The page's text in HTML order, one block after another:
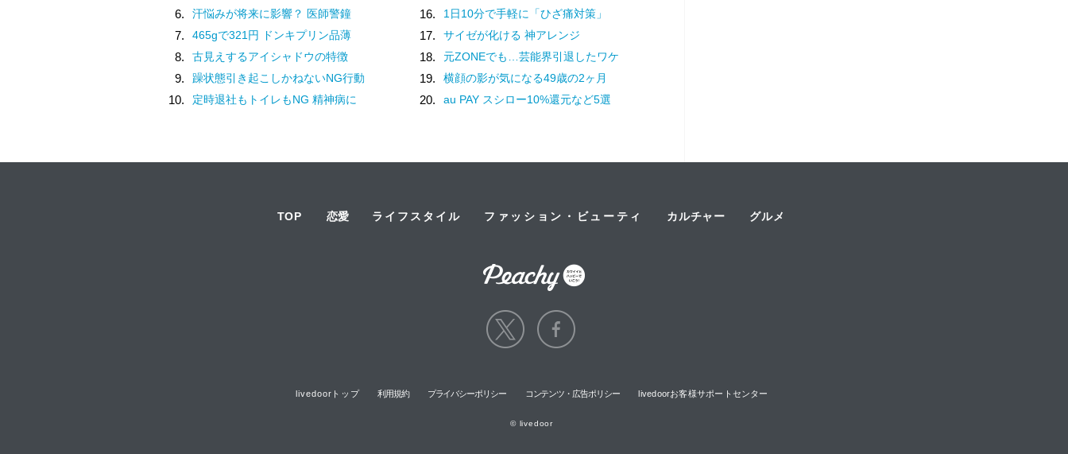
6. 汗悩みが将来に影響？ 医師警鐘
7. 465gで321円 ドンキプリン品薄
8. 古見えするアイシャドウの特徴
9. 躁状態引き起こしかねないNG行動
10. 定時退社もトイレもNG 精神病に
16. 1日10分で手軽に「ひざ痛対策」
17. サイゼが化ける 神アレンジ
18. 元ZONEでも…芸能界引退したワケ
19. 横顔の影が気になる49歳の2ヶ月
20. au PAY スシロー10%還元など5選
TOP 恋愛 ライフスタイル ファッション・ビューティ カルチャー グルメ
livedoorトップ 利用規約 プライバシーポリシー コンテンツ・広告ポリシー livedoorお客様サポートセンター
© livedoor